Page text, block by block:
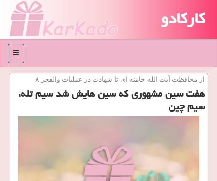
کارکادو
منو
از محافظت آیت الله خامنه ای تا شهادت در عملیات والفجر ۸
هفت سین مشهوری كه سین هایش شد سیم تله،
سیم چین